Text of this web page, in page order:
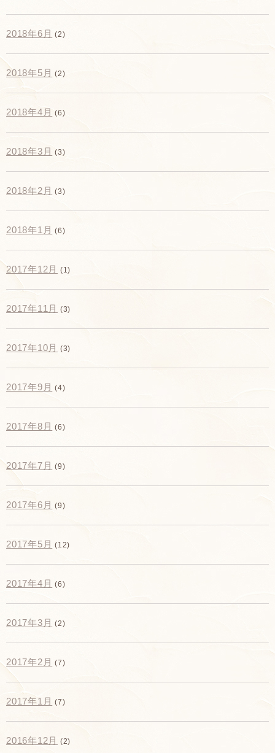
2018年6月 (2)
2018年5月 (2)
2018年4月 (6)
2018年3月 (3)
2018年2月 (3)
2018年1月 (6)
2017年12月 (1)
2017年11月 (3)
2017年10月 (3)
2017年9月 (4)
2017年8月 (6)
2017年7月 (9)
2017年6月 (9)
2017年5月 (12)
2017年4月 (6)
2017年3月 (2)
2017年2月 (7)
2017年1月 (7)
2016年12月 (2)